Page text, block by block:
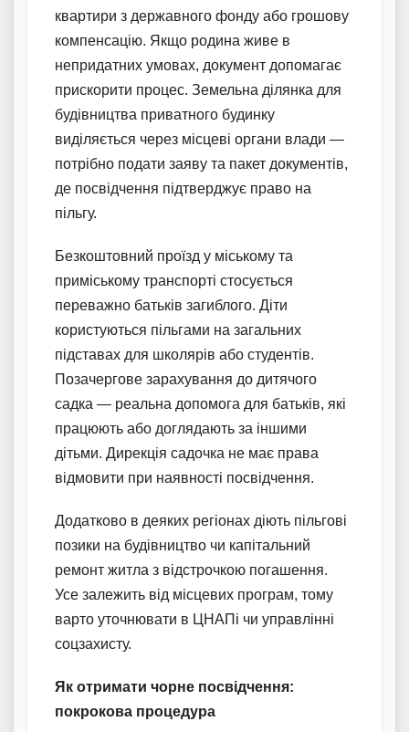
квартири з державного фонду або грошову
компенсацію. Якщо родина живе в
непридатних умовах, документ допомагає
прискорити процес. Земельна ділянка для
будівництва приватного будинку
виділяється через місцеві органи влади —
потрібно подати заяву та пакет документів,
де посвідчення підтверджує право на
пільгу.
Безкоштовний проїзд у міському та
приміському транспорті стосується
переважно батьків загиблого. Діти
користуються пільгами на загальних
підставах для школярів або студентів.
Позачергове зарахування до дитячого
садка — реальна допомога для батьків, які
працюють або доглядають за іншими
дітьми. Дирекція садочка не має права
відмовити при наявності посвідчення.
Додатково в деяких регіонах діють пільгові
позики на будівництво чи капітальний
ремонт житла з відстрочкою погашення.
Усе залежить від місцевих програм, тому
варто уточнювати в ЦНАПі чи управлінні
соцзахисту.
Як отримати чорне посвідчення:
покрокова процедура